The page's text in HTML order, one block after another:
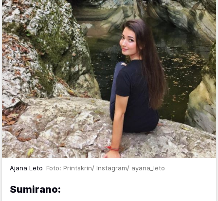
Ajana Leto Foto: Printskrin/ Instagram/ ayana_leto
Sumirano: